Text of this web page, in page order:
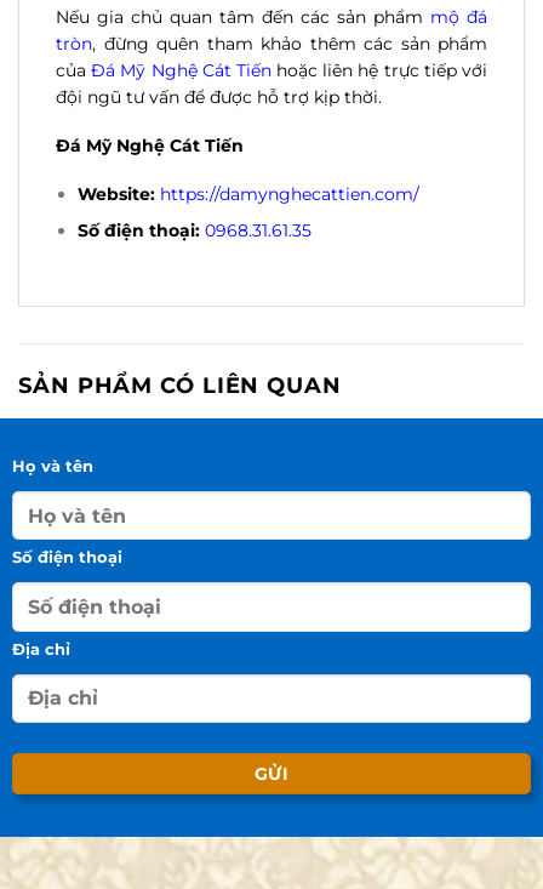
Nếu gia chủ quan tâm đến các sản phẩm mộ đá
tròn, đừng quên tham khảo thêm các sản phẩm
củaĐá Mỹ Nghệ Cát Tiếnhoặc liên hệ trực tiếp với
đội ngũ tư vấn để được hỗ trợ kịp thời.
Đá Mỹ Nghệ Cát Tiến
Website: https://damynghecattien.com/
Số điện thoại:0968.31.61.35
SẢN PHẨM CÓ LIÊN QUAN
Họ và tên
Số điện thoại
Địa chỉ